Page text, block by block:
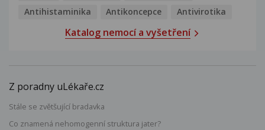
Antihistaminika
Antikoncepce Antivirotika
Katalog nemocí a vyšetření
Z poradny uLékaře.cz
Stále se zvětšující bradavka
Co znamená nehomogenní struktura jater?